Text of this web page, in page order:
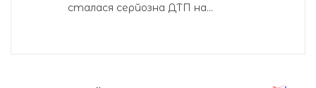
сталася серйозна ДТП на...